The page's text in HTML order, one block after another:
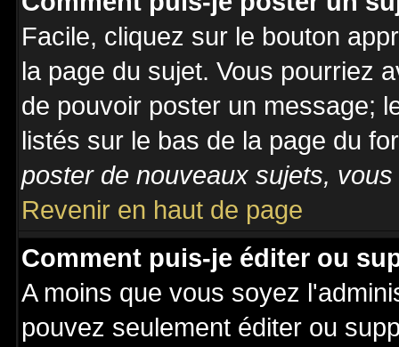
Facile, cliquez sur le bouton
la page du sujet. Vous pourriez
de pouvoir poster un message;
listés sur le bas de la page du
poster de nouveaux sujets,
Revenir en haut de page
Comment puis-je éditer ou
A moins que vous soyez
pouvez seulement éditer ou